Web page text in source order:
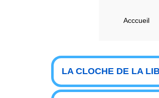
Acccueil
LA CLOCHE DE LA